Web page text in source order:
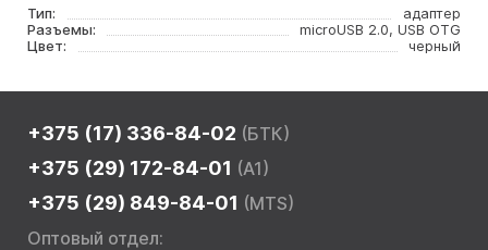
Тип:
адаптер
Разъемы:
microUSB 2.0, USB OTG
Цвет:
черный
+375 (17) 336-84-02 (БТК)
+375 (29) 172-84-01 (A1)
+375 (29) 849-84-01 (MTS)
Оптовый отдел: